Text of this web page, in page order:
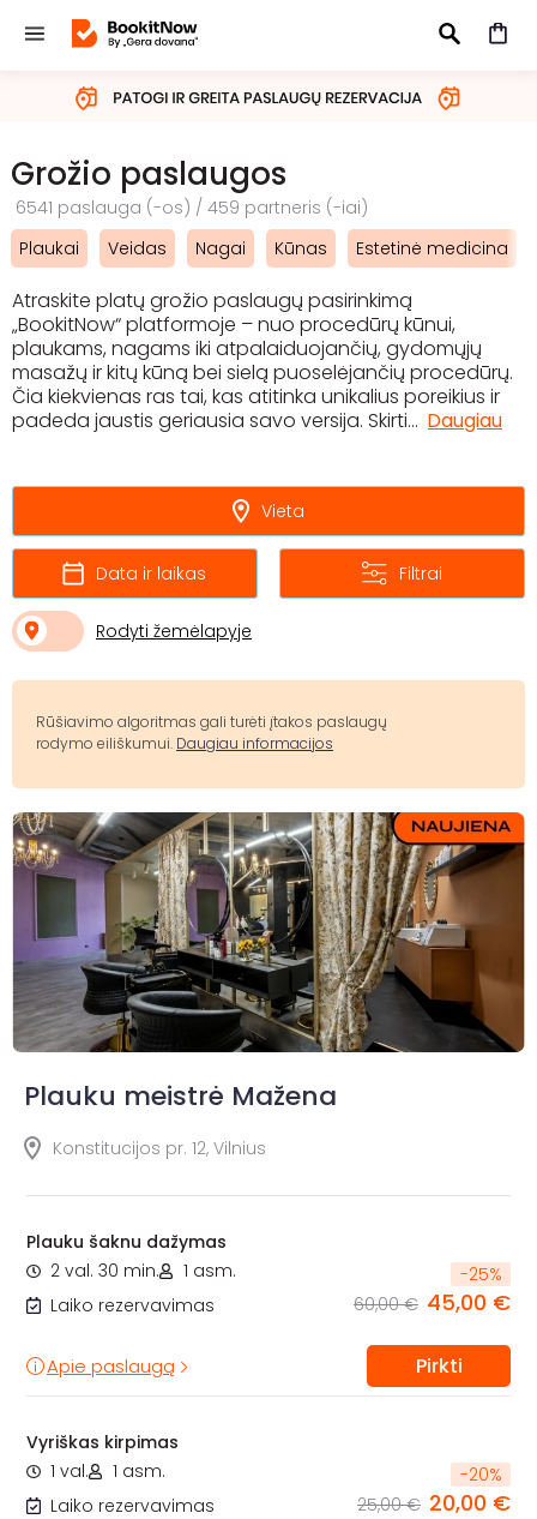
IEŠKOTI
Grožio paslaugos
6541 paslauga (-os) / 459 partneris (-iai)
Plaukai
Veidas Nagai Kūnas Estetinė medicina
Atraskite platų grožio paslaugų pasirinkimą
„BookitNow“ platformoje – nuo procedūrų kūnui,
plaukams, nagams iki atpalaiduojančių, gydomųjų
masažų ir kitų kūną bei sielą puoselėjančių procedūrų.
Čia kiekvienas ras tai, kas atitinka unikalius poreikius ir
padeda jaustis geriausia savo versija. Skirti... Daugiau
Vieta
Data ir laikas Filtrai
Rodyti žemėlapyje
Rūšiavimo algoritmas gali turėti įtakos paslaugų
rodymo eiliškumui. Daugiau informacijos
Plauku meistrė Mažena
Konstitucijos pr. 12, Vilnius
Plauku šaknu dažymas
2 val. 30 min.
1 asm.
Laiko rezervavimas
-25%
60,00 € 45,00 €
Apie paslaugą Pirkti
Vyriškas kirpimas
1 val.
1 asm.
Laiko rezervavimas
-20%
25,00 € 20,00 €